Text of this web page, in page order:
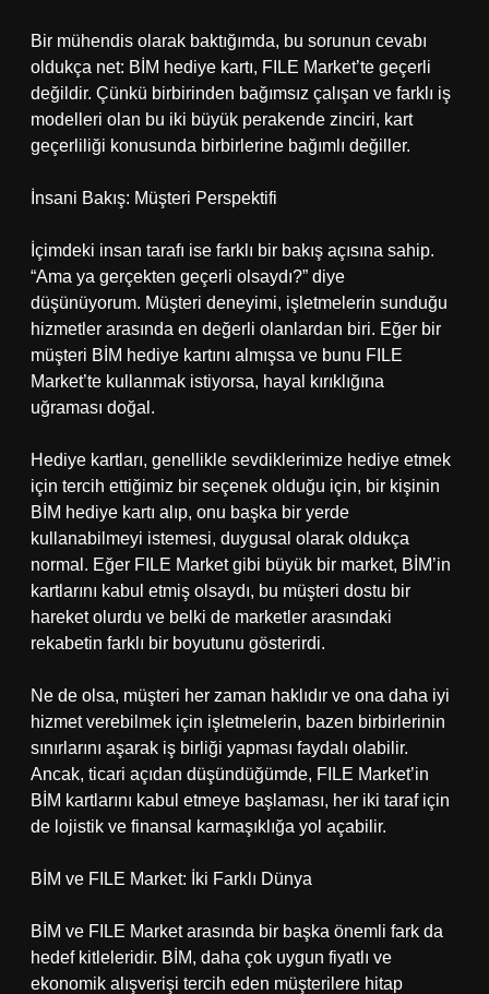
Bir mühendis olarak baktığımda, bu sorunun cevabı
oldukça net: BİM hediye kartı, FILE Market’te geçerli
değildir. Çünkü birbirinden bağımsız çalışan ve farklı iş
modelleri olan bu iki büyük perakende zinciri, kart
geçerliliği konusunda birbirlerine bağımlı değiller.
İnsani Bakış: Müşteri Perspektifi
İçimdeki insan tarafı ise farklı bir bakış açısına sahip.
“Ama ya gerçekten geçerli olsaydı?” diye
düşünüyorum. Müşteri deneyimi, işletmelerin sunduğu
hizmetler arasında en değerli olanlardan biri. Eğer bir
müşteri BİM hediye kartını almışsa ve bunu FILE
Market’te kullanmak istiyorsa, hayal kırıklığına
uğraması doğal.
Hediye kartları, genellikle sevdiklerimize hediye etmek
için tercih ettiğimiz bir seçenek olduğu için, bir kişinin
BİM hediye kartı alıp, onu başka bir yerde
kullanabilmeyi istemesi, duygusal olarak oldukça
normal. Eğer FILE Market gibi büyük bir market, BİM’in
kartlarını kabul etmiş olsaydı, bu müşteri dostu bir
hareket olurdu ve belki de marketler arasındaki
rekabetin farklı bir boyutunu gösterirdi.
Ne de olsa, müşteri her zaman haklıdır ve ona daha iyi
hizmet verebilmek için işletmelerin, bazen birbirlerinin
sınırlarını aşarak iş birliği yapması faydalı olabilir.
Ancak, ticari açıdan düşündüğümde, FILE Market’in
BİM kartlarını kabul etmeye başlaması, her iki taraf için
de lojistik ve finansal karmaşıklığa yol açabilir.
BİM ve FILE Market: İki Farklı Dünya
BİM ve FILE Market arasında bir başka önemli fark da
hedef kitleleridir. BİM, daha çok uygun fiyatlı ve
ekonomik alışverişi tercih eden müşterilere hitap